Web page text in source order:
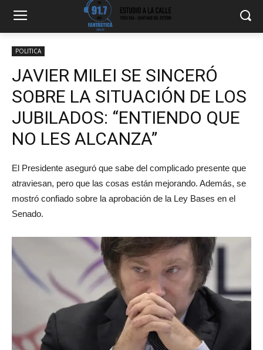
POLITICA
JAVIER MILEI SE SINCERÓ
SOBRE LA SITUACIÓN DE LOS
JUBILADOS: “ENTIENDO QUE
NO LES ALCANZA”
El Presidente aseguró que sabe del complicado presente que
atraviesan, pero que las cosas están mejorando. Además, se
mostró confiado sobre la aprobación de la Ley Bases en el
Senado.